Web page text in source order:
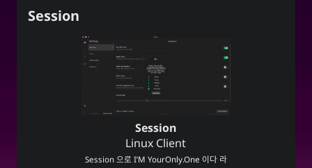
Session
Session
Linux Client
Session으로 I’M YourOnly.One 이다 라